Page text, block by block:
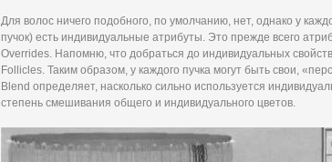
Для волос ничего подобного, по умолчанию, нет, однако у
пучок) есть индивидуальные атрибуты. Это прежде всего
Overrides. Напомню, что добраться до индивидуальных
Follicles. Таким образом, у каждого пучка могут быть свои,
Blend определяет, насколько сильно используется
степень смешивания общего и индивидуального цветов.